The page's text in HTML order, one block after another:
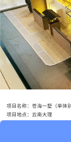
项目名称：苍海一墅（单体
项目地点：云南大理